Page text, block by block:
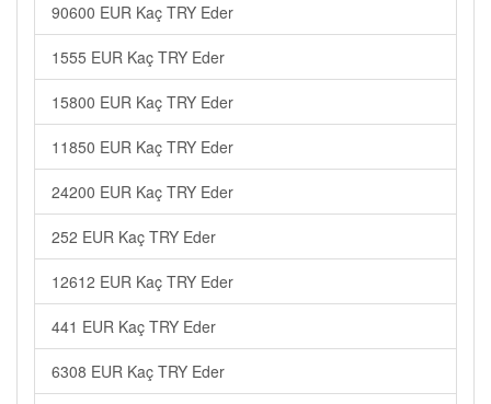
90600 EUR Kaç TRY Eder
1555 EUR Kaç TRY Eder
15800 EUR Kaç TRY Eder
11850 EUR Kaç TRY Eder
24200 EUR Kaç TRY Eder
252 EUR Kaç TRY Eder
12612 EUR Kaç TRY Eder
441 EUR Kaç TRY Eder
6308 EUR Kaç TRY Eder